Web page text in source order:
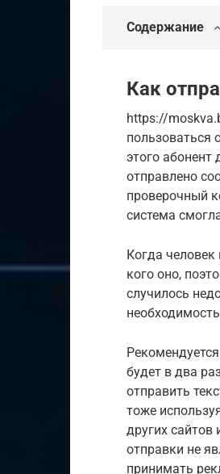
Содержание
Как
https://
пользоваться
этого абонент
отправлено
проверочный
система
Когда человек
кого оно,
случилось
будет в два
отправить
тоже
других сайтов
отправки не
принимать